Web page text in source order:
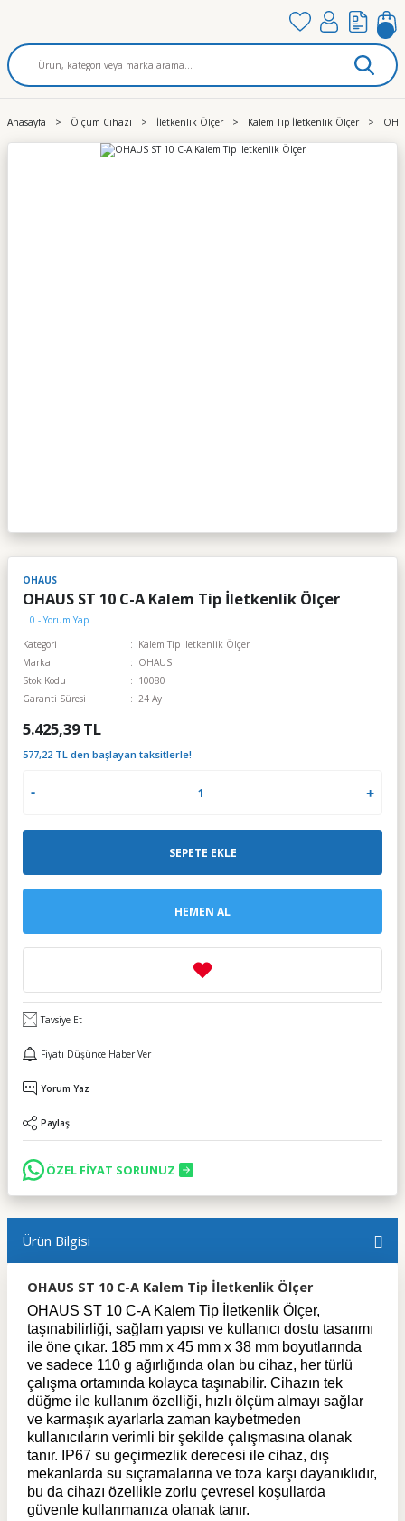
Anasayfa Ölçüm Cihazı İletkenlik Ölçer Kalem Tip İletkenlik Ölçer
OHAUS
OHAUS ST 10 C-A Kalem Tip İletkenlik Ölçer
0 - Yorum Yap
Kategori
Kalem Tip İletkenlik Ölçer
Marka
OHAUS
Stok Kodu
10080
Garanti Süresi
24 Ay
5.425,39 TL
577,22 TL den başlayan taksitlerle!
SEPETE EKLE
HEMEN AL
Tavsiye Et
Fiyatı Düşünce Haber Ver
Yorum Yaz
Paylaş
ÖZEL FİYAT SORUNUZ
Ürün Bilgisi
OHAUS ST 10 C-A Kalem Tip İletkenlik Ölçer
OHAUS ST 10 C-A Kalem Tip İletkenlik Ölçer,
taşınabilirliği, sağlam yapısı ve kullanıcı dostu tasarımı
ile öne çıkar. 185 mm x 45 mm x 38 mm boyutlarında
ve sadece 110 g ağırlığında olan bu cihaz, her türlü
çalışma ortamında kolayca taşınabilir. Cihazın tek
düğme ile kullanım özelliği, hızlı ölçüm almayı sağlar
ve karmaşık ayarlarla zaman kaybetmeden
kullanıcıların verimli bir şekilde çalışmasına olanak
tanır. IP67 su geçirmezlik derecesi ile cihaz, dış
mekanlarda su sıçramalarına ve toza karşı dayanıklıdır,
bu da cihazı özellikle zorlu çevresel koşullarda
güvenle kullanmanıza olanak tanır.